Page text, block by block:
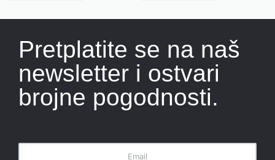
Pretplatite se na naš
newsletter i ostvari
brojne pogodnosti.